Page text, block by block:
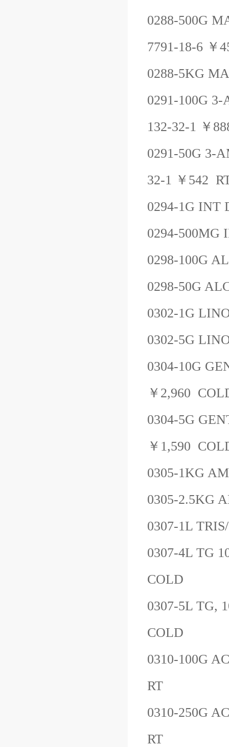
0288-500G
7791-18-6 ￥
0288-5KG
0291-100G 3-
132-32-1 ￥
0291-50G 3-
32-1 ￥ 542
0294-1G INT
0294-500MG
0298-100G
0298-50G
0302-1G
0302-5G
0304-10G
￥ 2,960
0304-5G
￥ 1,590
0305-1KG
0305-2.5KG
0307-1L
0307-4L TG
COLD
0307-5L TG,
COLD
0310-100G
RT
0310-250G
RT